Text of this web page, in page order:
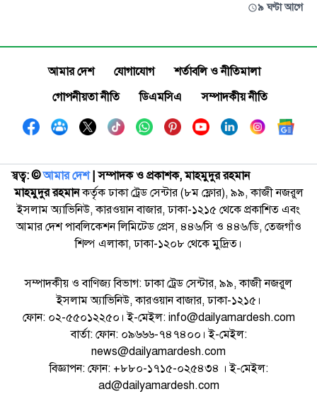
৯ ঘণ্টা আগে
আমার দেশ যোগাযোগ
শর্তাবলি ও নীতিমালা
গোপনীয়তা নীতি
ডিএমসিএ সম্পাদকীয় নীতি
স্বত্ব: ©️আমার দেশ| সম্পাদক ও প্রকাশক, মাহমুদুর রহমান
মাহমুদুর রহমানকর্তৃক ঢাকা ট্রেড সেন্টার (৮ম ফ্লোর), ৯৯, কাজী নজরুল
ইসলাম অ্যাভিনিউ, কারওয়ান বাজার, ঢাকা-১২১৫ থেকে প্রকাশিত এবং
আমার দেশ পাবলিকেশন লিমিটেড প্রেস, ৪৪৬/সি ও ৪৪৬/ডি, তেজগাঁও
শিল্প এলাকা, ঢাকা-১২০৮ থেকে মুদ্রিত।
সম্পাদকীয় ও বাণিজ্য বিভাগ: ঢাকা ট্রেড সেন্টার, ৯৯, কাজী নজরুল
ইসলাম অ্যাভিনিউ, কারওয়ান বাজার, ঢাকা-১২১৫।
ফোন: ০২-৫৫০১২২৫০। ই-মেইল: info@dailyamardesh.com
বার্তা: ফোন: ০৯৬৬৬-৭৪৭৪০০। ই-মেইল:
news@dailyamardesh.com
বিজ্ঞাপন: ফোন: +৮৮০-১৭১৫-০২৫৪৩৪ । ই-মেইল:
ad@dailyamardesh.com